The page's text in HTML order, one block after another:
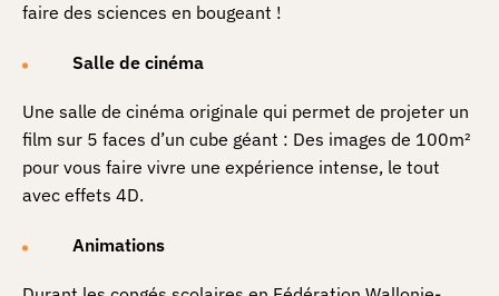
faire des sciences en bougeant !
Salle de cinéma
Une salle de cinéma originale qui permet de projeter un
film sur 5 faces d’un cube géant : Des images de 100m²
pour vous faire vivre une expérience intense, le tout
avec effets 4D.
Animations